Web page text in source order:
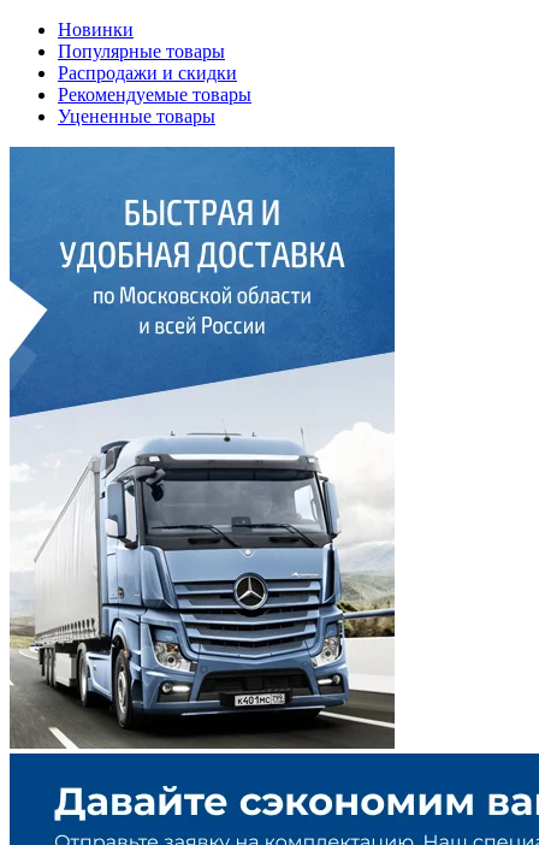
Новинки
Популярные товары
Распродажи и скидки
Рекомендуемые товары
Уцененные товары